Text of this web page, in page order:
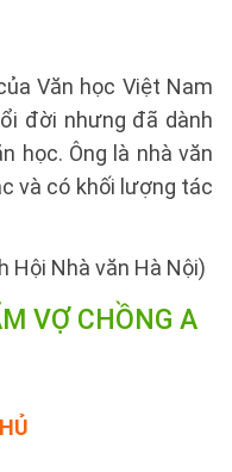
Văn học Việt Nam
đời nhưng đã dành
học. Ông là nhà văn
và có khối lượng tác
Hội Nhà văn Hà Nội)
VỢ CHỒNG A